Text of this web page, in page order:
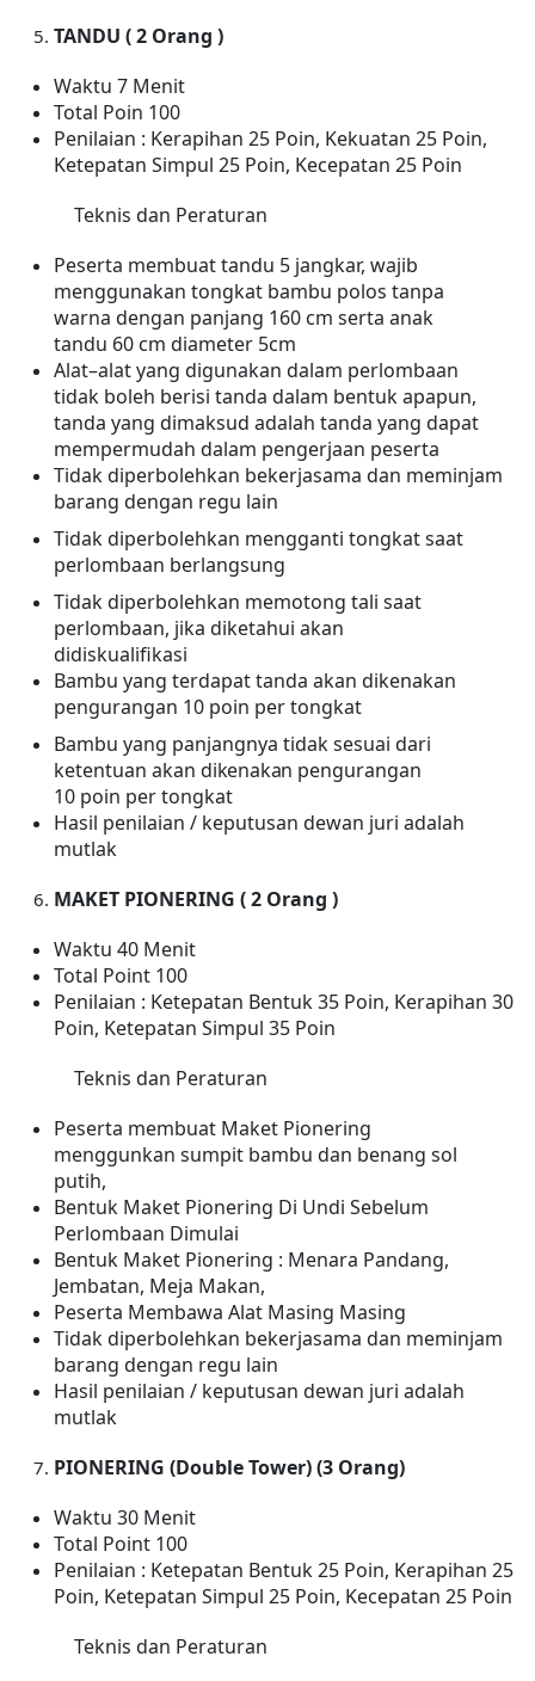
TANDU ( 2 Orang )
Waktu 7 Menit
Total Poin 100
Penilaian : Kerapihan 25 Poin, Kekuatan 25 Poin,
Ketepatan Simpul 25 Poin, Kecepatan 25 Poin
Teknis dan Peraturan
Peserta membuat tandu 5 jangkar, wajib
menggunakan tongkat bambu polos tanpa
warna dengan panjang 160 cm serta anak
tandu 60 cm diameter 5cm
Alat–alat yang digunakan dalam perlombaan
tidak boleh berisi tanda dalam bentuk apapun,
tanda yang dimaksud adalah tanda yang dapat
mempermudah dalam pengerjaan peserta
Tidak diperbolehkan bekerjasama dan meminjam
barang dengan regu lain
Tidak diperbolehkan mengganti tongkat saat
perlombaan berlangsung
Tidak diperbolehkan memotong tali saat
perlombaan, jika diketahui akan
didiskualifikasi
Bambu yang terdapat tanda akan dikenakan
pengurangan 10 poin per tongkat
Bambu yang panjangnya tidak sesuai dari
ketentuan akan dikenakan pengurangan
10 poin per tongkat
Hasil penilaian / keputusan dewan juri adalah
mutlak
MAKET PIONERING ( 2 Orang )
Waktu 40 Menit
Total Point 100
Penilaian : Ketepatan Bentuk 35 Poin, Kerapihan 30
Poin, Ketepatan Simpul 35 Poin
Teknis dan Peraturan
Peserta membuat Maket Pionering
menggunkan sumpit bambu dan benang sol
putih,
Bentuk Maket Pionering Di Undi Sebelum
Perlombaan Dimulai
Bentuk Maket Pionering : Menara Pandang,
Jembatan, Meja Makan,
Peserta Membawa Alat Masing Masing
Tidak diperbolehkan bekerjasama dan meminjam
barang dengan regu lain
Hasil penilaian / keputusan dewan juri adalah
mutlak
PIONERING (Double Tower) (3 Orang)
Waktu 30 Menit
Total Point 100
Penilaian : Ketepatan Bentuk 25 Poin, Kerapihan 25
Poin, Ketepatan Simpul 25 Poin, Kecepatan 25 Poin
Teknis dan Peraturan